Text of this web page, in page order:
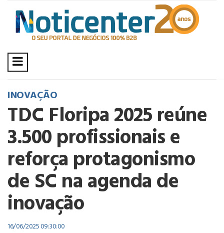
INOVAÇÃO
TDC Floripa 2025 reúne
3.500 profissionais e
reforça protagonismo
de SC na agenda de
inovação
16/06/2025 09:30:00